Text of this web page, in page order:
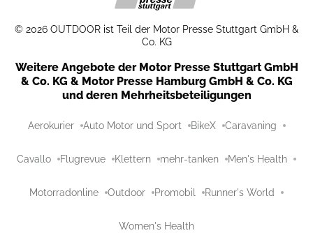
© 2026 OUTDOOR ist Teil der Motor Presse Stuttgart GmbH &
Co. KG
Weitere Angebote der Motor Presse Stuttgart GmbH
& Co. KG & Motor Presse Hamburg GmbH & Co. KG
und deren Mehrheitsbeteiligungen
Aerokurier Auto Motor und Sport BikeX Caravaning
Cavallo Flugrevue Klettern mehr-tanken Men's Health
Motorradonline Outdoor Promobil Runner's World
Women's Health